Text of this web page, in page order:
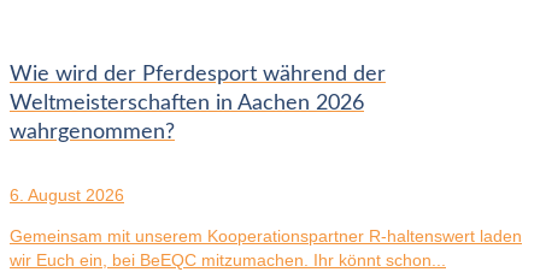
Wie wird der Pferdesport während der
Weltmeisterschaften in Aachen 2026
wahrgenommen?
6. August 2026
Gemeinsam mit unserem Kooperationspartner R-haltenswert laden
wir Euch ein, bei BeEQC mitzumachen. Ihr könnt schon...